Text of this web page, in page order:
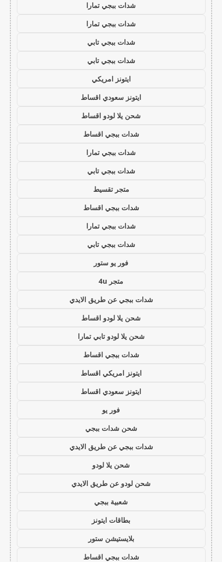
شدات ببجي تمارا
شدات ببجي تمارا
شدات ببجي تابي
شدات ببجي تابي
ايتونز امريكي
ايتونز سعودي اقساط
شحن يلا لودو اقساط
شدات ببجي اقساط
شدات ببجي تمارا
شدات ببجي تابي
متجر تقسيط
شدات ببجي اقساط
شدات ببجي تمارا
شدات ببجي تابي
فور يو ستور
متجر 4u
شدات ببجي عن طريق الايدي
شحن يلا لودو اقساط
شحن يلا لودو تابي تمارا
شدات ببجي اقساط
ايتونز امريكي اقساط
ايتونز سعودي اقساط
فور يو
شحن شدات ببجي
شدات ببجي عن طريق الايدي
شحن يلا لودو
شحن لودو عن طريق الايدي
شعبية ببجي
بطاقات ايتونز
بلايستيشن ستور
شدات ببجي اقساط